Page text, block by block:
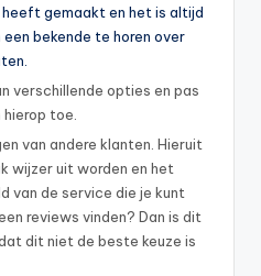
gemaakt en het is altijd
een bekende te horen over
verschillende opties en pas
toe.
van andere klanten. Hieruit
wijzer uit worden en het
van de service die je kunt
reviews vinden? Dan is dit
dit niet de beste keuze is